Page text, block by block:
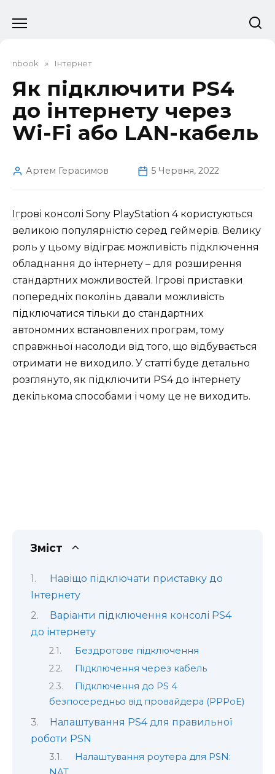
до
nbook » Інтернет
Як підключити PS4
до інтернету через
Wi-Fi або LAN-кабель
Артем Герасимов 5 Червня, 2022
Ігрові консолі Sony PlayStation 4 користуються
великою популярністю серед геймерів. Велику
роль у цьому відіграє можливість підключення
обладнання до інтернету – для розширення
стандартних можливостей. Ігрові приставки
попередніх поколінь давали можливість
підключатися тільки до стандартних
автономних встановлених програм, тому
справжньої насолоди від того, що відбувається
отримати не виходило. У статті буде детально
розглянуто, як підключити PS4 до інтернету
декількома способами і чому це не виходить.
Зміст
Навіщо підключати приставку до
Інтернету
Варіанти підключення консолі PS4
до інтернету
Бездротове підключення
Підключення через кабель
Підключення до PS 4
безпосередньо від провайдера (PPPoE)
Налаштування PS4 для правильної
роботи PSN
Налаштування роутера для PSN: